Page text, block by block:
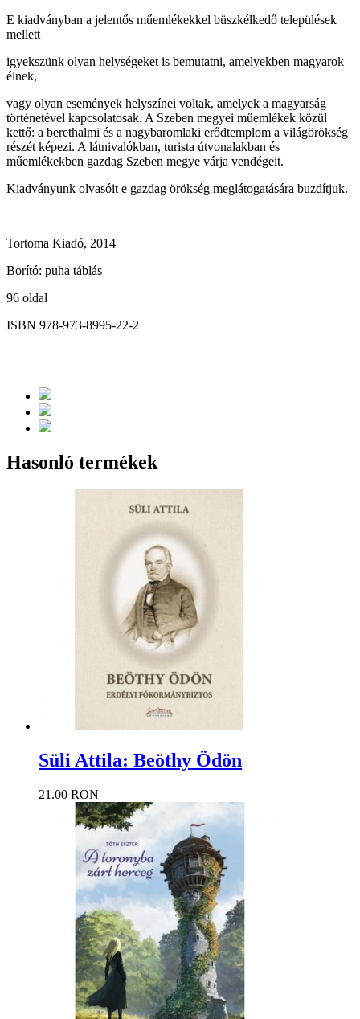
E kiadványban a jelentős műemlékekkel büszkélkedő települések
mellett
igyekszünk olyan helységeket is bemutatni, amelyekben magyarok
élnek,
vagy olyan események helyszínei voltak, amelyek a magyarság
történetével kapcsolatosak. A Szeben megyei műemlékek közül
kettő: a berethalmi és a nagybaromlaki erődtemplom a világörökség
részét képezi. A látnivalókban, turista útvonalakban és
műemlékekben gazdag Szeben megye várja vendégeit.
Kiadványunk olvasóit e gazdag örökség meglátogatására buzdítjuk.
Tortoma Kiadó, 2014
Borító: puha táblás
96 oldal
ISBN 978-973-8995-22-2
Hasonló termékek
Süli Attila: Beöthy Ödön
21.00 RON